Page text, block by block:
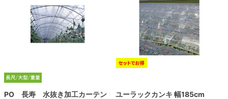
PO 長寿 水抜き加工カーテン
ユーラックカンキ 幅185cm